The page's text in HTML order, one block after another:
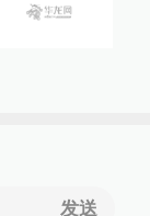
发送